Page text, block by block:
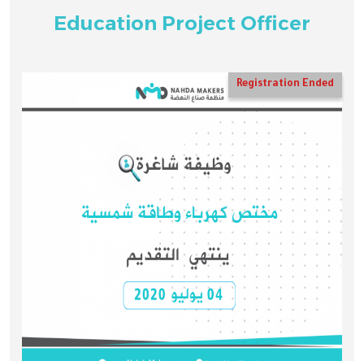
Education Project Officer
Registration Ended